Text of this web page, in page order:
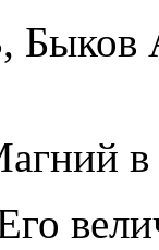
Быков
в